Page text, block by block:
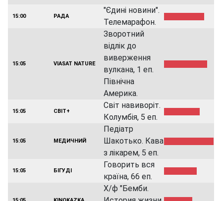
15:00 РАДА
"Єдині новини".
Телемарафон.
15:05 VIASAT NATURE
Зворотний
відлік до
виверження
вулкана, 1 еп.
Північна
Америка.
15:05 СВІТ+
Світ навиворіт.
Колумбія, 5 еп.
15:05 МЕДИЧНИЙ
Педіатр
Шакотько. Кава
з лікарем, 5 еп.
15:05 БІГУДІ
Говорить вся
країна, 66 еп.
Х/ф "Бемби.